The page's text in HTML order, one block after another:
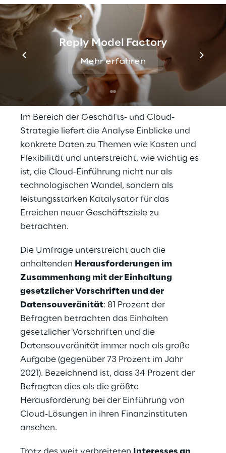
Reply Model Factory
Mehr erfahren
die Cloud präsentiert. Erkenntnisse aus einer
europaweiten Umfrage, die zwischen
Dezember 2022 und März 2023 unter der
Leitung von Professoren der Imperial College
Business School in London durchgeführt
wurde, verleihen dem umfassenden Bericht
zusätzliche Tiefe und Relevanz.
Im Bereich der Geschäfts- und Cloud-
Strategie liefert die Analyse Einblicke und
konkrete Daten zu Themen wie Kosten und
Flexibilität und unterstreicht, wie wichtig es
ist, die Cloud-Einführung nicht nur als
technologischen Wandel, sondern als
leistungsstarken Katalysator für das
Erreichen neuer Geschäftsziele zu
betrachten.
Die Umfrage unterstreicht auch die
anhaltenden Herausforderungen im
Zusammenhang mit der Einhaltung
gesetzlicher Vorschriften und der
Datensouveränität: 81 Prozent der
Befragten betrachten das Einhalten
gesetzlicher Vorschriften und die
Datensouveränität immer noch als große
Aufgabe (gegenüber 73 Prozent im Jahr
2021). Bezeichnend ist, dass 34 Prozent der
Befragten dies als die größte
Herausforderung bei der Einführung von
Cloud-Lösungen in ihren Finanzinstituten
ansehen.